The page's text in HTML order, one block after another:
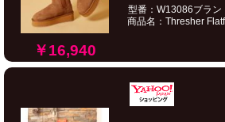
￥16,940
型番：W13086ブラン
商品名：Thresher